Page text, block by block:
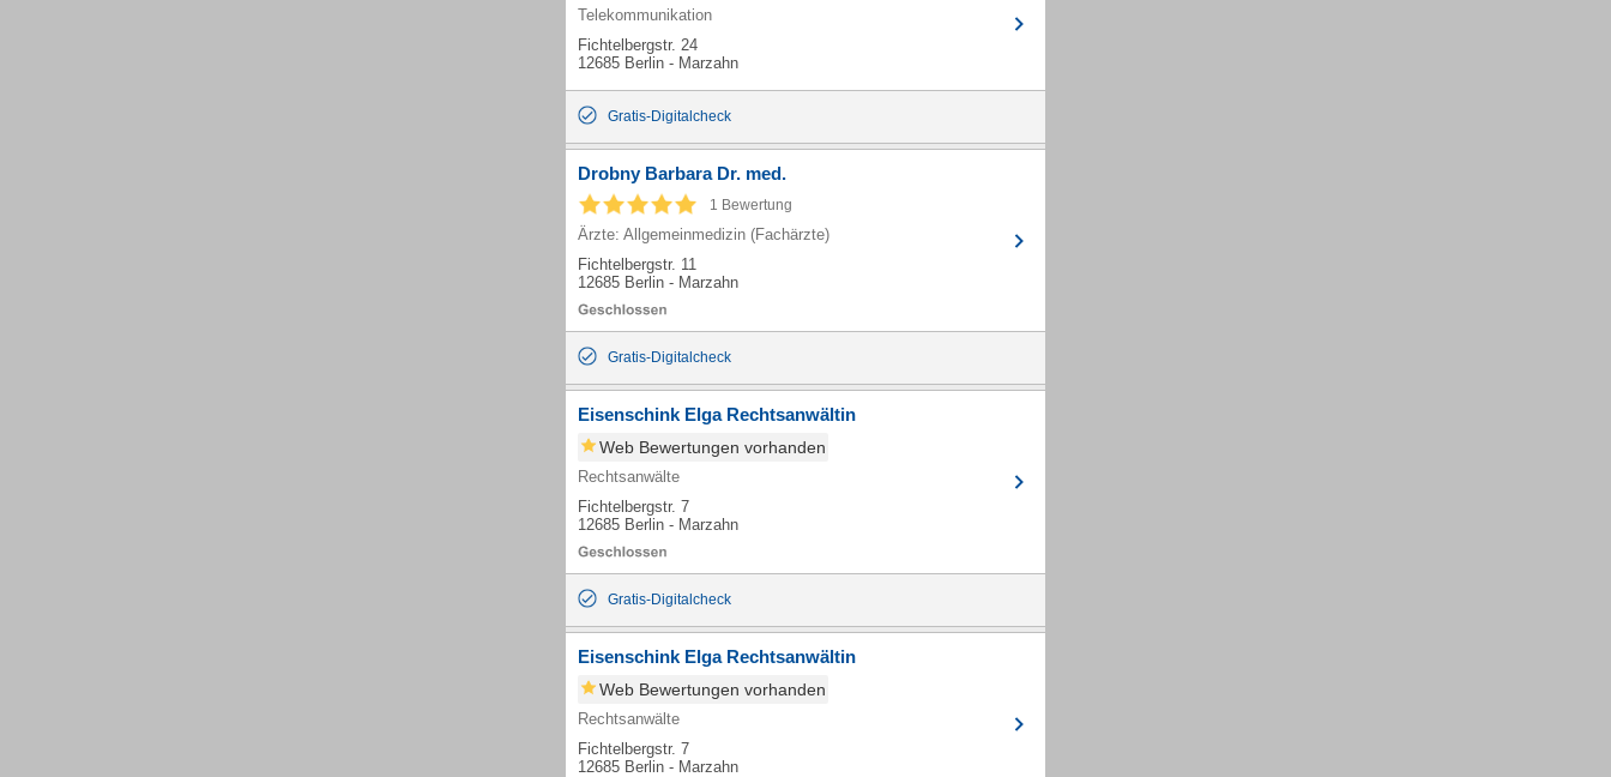
Telekommunikation
Fichtelbergstr. 24
12685 Berlin - Marzahn
Gratis-Digitalcheck
Drobny Barbara Dr. med.
1 Bewertung
Ärzte: Allgemeinmedizin (Fachärzte)
Fichtelbergstr. 11
12685 Berlin - Marzahn
Gratis-Digitalcheck
Eisenschink Elga Rechtsanwältin
Web Bewertungen vorhanden
Rechtsanwälte
Fichtelbergstr. 7
12685 Berlin - Marzahn
Gratis-Digitalcheck
Eisenschink Elga Rechtsanwältin
Web Bewertungen vorhanden
Rechtsanwälte
Fichtelbergstr. 7
12685 Berlin - Marzahn